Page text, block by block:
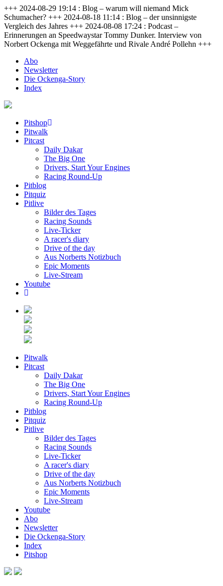
+++ 2024-08-29 19:14 : Blog – warum will niemand Mick
Schumacher? +++ 2024-08-18 11:14 : Blog – der unsinnigste
Vergleich des Jahres +++ 2024-08-08 17:24 : Podcast –
Erinnerungen an Speedwaystar Tommy Dunker. Interview von
Norbert Ockenga mit Weggefährte und Rivale André Pollehn +++
Abo
Newsletter
Die Ockenga-Story
Index
Pitshop
Pitwalk
Pitcast
Daily Dakar
The Big One
Drivers, Start Your Engines
Racing Round-Up
Pitblog
Pitquiz
Pitlive
Bilder des Tages
Racing Sounds
Live-Ticker
A racer's diary
Drive of the day
Aus Norberts Notizbuch
Epic Moments
Live-Stream
Youtube
Pitwalk
Pitcast
Daily Dakar
The Big One
Drivers, Start Your Engines
Racing Round-Up
Pitblog
Pitquiz
Pitlive
Bilder des Tages
Racing Sounds
Live-Ticker
A racer's diary
Drive of the day
Aus Norberts Notizbuch
Epic Moments
Live-Stream
Youtube
Abo
Newsletter
Die Ockenga-Story
Index
Pitshop